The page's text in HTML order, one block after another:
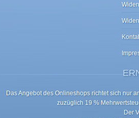
Das Angebot des Onlineshops richtet sich nur
zuzüglich 19 %
Der